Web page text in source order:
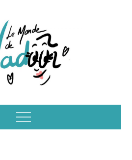
– le
de Nadoo
Menu